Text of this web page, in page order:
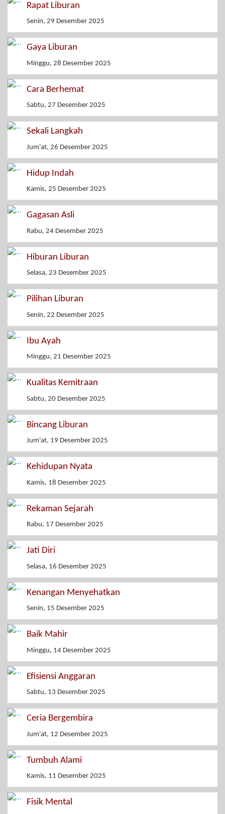
Rapat Liburan
Senin, 29 Desember 2025
Gaya Liburan
Minggu, 28 Desember 2025
Cara Berhemat
Sabtu, 27 Desember 2025
Sekali Langkah
Jum'at, 26 Desember 2025
Hidup Indah
Kamis, 25 Desember 2025
Gagasan Asli
Rabu, 24 Desember 2025
Hiburan Liburan
Selasa, 23 Desember 2025
Pilihan Liburan
Senin, 22 Desember 2025
Ibu Ayah
Minggu, 21 Desember 2025
Kualitas Kemitraan
Sabtu, 20 Desember 2025
Bincang Liburan
Jum'at, 19 Desember 2025
Kehidupan Nyata
Kamis, 18 Desember 2025
Rekaman Sejarah
Rabu, 17 Desember 2025
Jati Diri
Selasa, 16 Desember 2025
Kenangan Menyehatkan
Senin, 15 Desember 2025
Baik Mahir
Minggu, 14 Desember 2025
Efisiensi Anggaran
Sabtu, 13 Desember 2025
Ceria Bergembira
Jum'at, 12 Desember 2025
Tumbuh Alami
Kamis, 11 Desember 2025
Fisik Mental